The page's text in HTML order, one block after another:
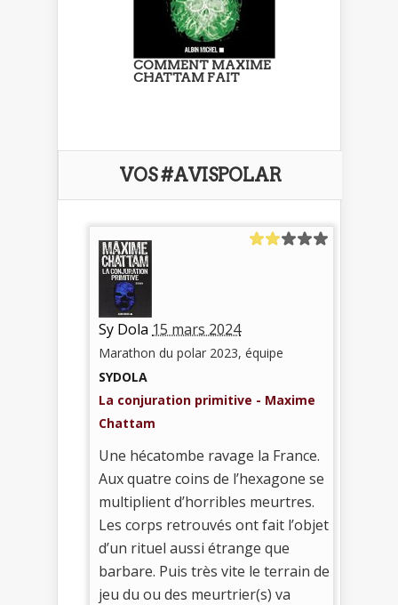
COMMENT MAXIME
CHATTAM FAIT
VOS #AVISPOLAR
Sy Dola 15 mars 2024
Marathon du polar 2023, équipe
SYDOLA
La conjuration primitive - Maxime
Chattam
Une hécatombe ravage la France.
Aux quatre coins de l’hexagone se
multiplient d’horribles meurtres.
Les corps retrouvés ont fait l’objet
d’un rituel aussi étrange que
barbare. Puis très vite le terrain de
jeu du ou des meurtrier(s) va